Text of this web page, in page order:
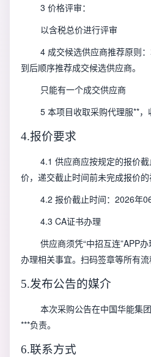
3 价格评审：
以含税总价进行评审
4 成交候选供应商推荐原则
到后顺序推荐成交候选供应商。
只能有一个成交供应商
5 本项目收取采购代理服**
4.报价要求
4.1 供应商应按规定的报价
价，递交截止时间前未完成报价的
4.2 报价截止时间：2026年
4.3 CA证书办理
供应商须凭“中招互连”APP
办理相关事宜。扫码签章等所有
5.发布公告的媒介
本次采购公告在中国华能集
***负责。
6.联系方式